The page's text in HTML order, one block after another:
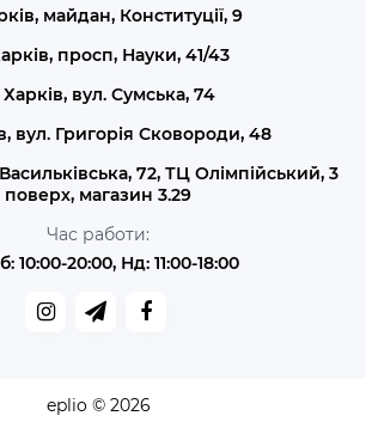
майдан, Конституції, 9
просп, Науки, 41/43
вул. Сумська, 74
вул. Григорія Сковороди, 48
72, ТЦ Олімпійський, 3
поверх, магазин 3.29
Час работи:
10:00-20:00, Нд: 11:00-18:00
eplio © 2026